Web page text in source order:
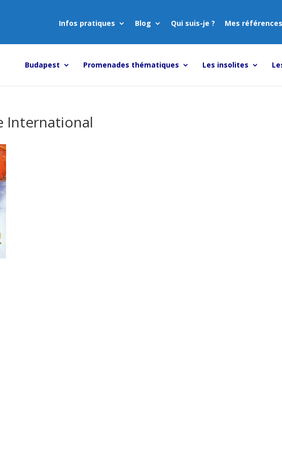
Infos pratiques
Blog Qui suis-je ? Mes références
Budapest Promenades thématiques Les insolites
International